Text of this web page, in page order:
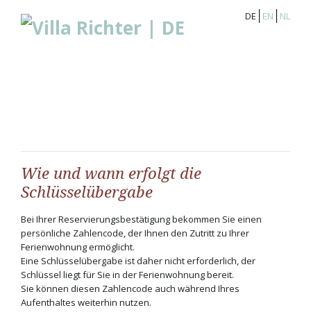
DE EN NL
Wie und wann erfolgt die
Schlüsselübergabe
Bei Ihrer Reservierungsbestätigung bekommen Sie einen
persönliche Zahlencode, der Ihnen den Zutritt zu Ihrer
Ferienwohnung ermöglicht.
Eine Schlüsselübergabe ist daher nicht erforderlich, der
Schlüssel liegt für Sie in der Ferienwohnung bereit.
Sie können diesen Zahlencode auch während Ihres
Aufenthaltes weiterhin nutzen.